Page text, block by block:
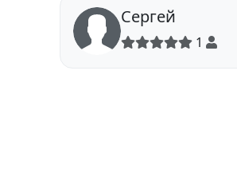
Сергей
1